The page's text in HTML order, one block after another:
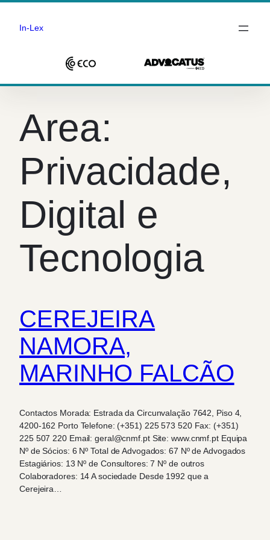
Saltar
conteúdo
In-Lex
Area:
Privacidade,
Digital e
Tecnologia
CEREJEIRA
NAMORA,
MARINHO FALCÃO
Contactos Morada: Estrada da Circunvalação 7642, Piso 4,
4200-162 Porto Telefone: (+351) 225 573 520 Fax: (+351)
225 507 220 Email: geral@cnmf.pt Site: www.cnmf.pt Equipa
Nº de Sócios: 6 Nº Total de Advogados: 67 Nº de Advogados
Estagiários: 13 Nº de Consultores: 7 Nº de outros
Colaboradores: 14 A sociedade Desde 1992 que a
Cerejeira…